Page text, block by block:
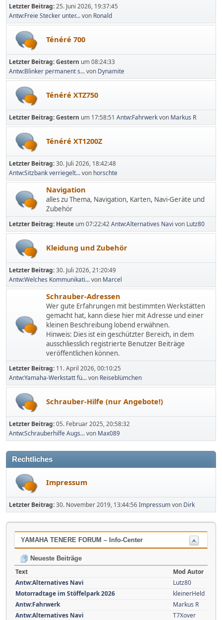
Letzter Beitrag:25. Juni 2026, 19:37:45
Antw:Freie Stecker unter...von Ronald
Ténéré 700
Letzter Beitrag:Gestern um 08:24:33
Antw:Blinker permanent s...von Dynamite
Ténéré XTZ750
Letzter Beitrag:Gestern um 17:58:51 Antw:Fahrwerkvon Markus R
Ténéré XT1200Z
Letzter Beitrag:30. Juli 2026, 18:42:48
Antw:Sitzbank verriegelt...von horschte
Navigation
alles zu Thema, Navigation, Karten, Navi-Geräte und
Zubehör
Letzter Beitrag: Heute um 07:22:42Antw:Alternatives Navi von Lutz80
Kleidung und Zubehör
Letzter Beitrag:30. Juli 2026, 21:20:49
Antw:Welches Kommunikati...von Marcel
Schrauber-Adressen
Wer gute Erfahrungen mit bestimmten Werkstätten
gemacht hat, kann diese hier mit Adresse und einer
kleinen Beschreibung lobend erwähnen.
Hinweis: Dies ist ein geschützter Bereich, in dem
ausschliesslich registrierte Benutzer Beiträge
veröffentlichen können.
Letzter Beitrag: 11. April 2026, 00:10:25
Antw:Yamaha-Werkstatt fü...von Reiseblümchen
Schrauber-Hilfe (nur Angebote!)
Letzter Beitrag:05. Februar 2025, 20:58:32
Antw:Schrauberhilfe Augs...von Max089
Rechtliches
Impressum
Letzter Beitrag:30. November 2019, 13:44:56Impressumvon Dirk
YAMAHA TENERE FORUM – Info-Center
Neueste Beiträge
Text
Mod Autor
Antw:Alternatives Navi
Lutz80
Motorradtage im Stöffelpark 2026
kleinerHeld
Antw:Fahrwerk
Markus R
Antw:Alternatives Navi
T7Xover